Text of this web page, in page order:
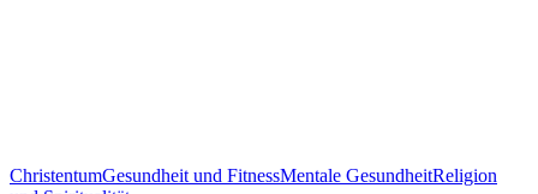
ChristentumGesundheit und FitnessMentale GesundheitReligion